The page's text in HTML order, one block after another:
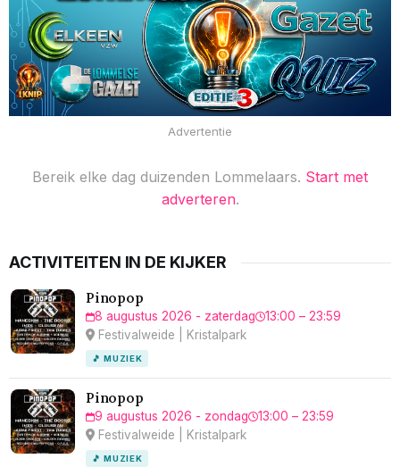
Advertentie
Bereik elke dag duizenden Lommelaars. Start met
adverteren.
ACTIVITEITEN IN DE KIJKER
Pinopop
8 augustus 2026 - zaterdag
13:00 – 23:59
Festivalweide | Kristalpark
🎵 MUZIEK
Pinopop
9 augustus 2026 - zondag
13:00 – 23:59
Festivalweide | Kristalpark
🎵 MUZIEK